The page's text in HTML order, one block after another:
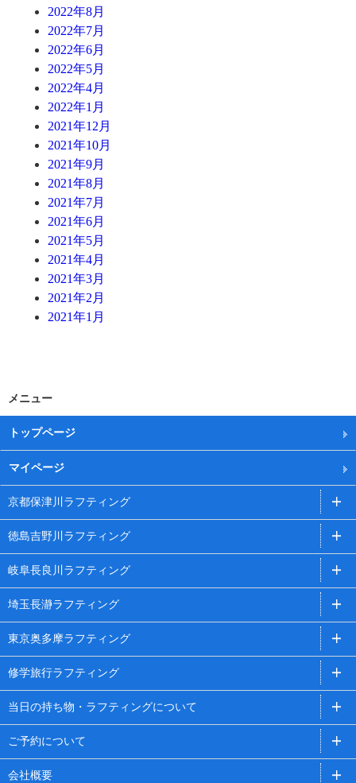
2022年8月
2022年7月
2022年6月
2022年5月
2022年4月
2022年1月
2021年12月
2021年10月
2021年9月
2021年8月
2021年7月
2021年6月
2021年5月
2021年4月
2021年3月
2021年2月
2021年1月
メニュー
トップページ
マイページ
京都保津川ラフティング
徳島吉野川ラフティング
岐阜長良川ラフティング
埼玉長瀞ラフティング
東京奥多摩ラフティング
修学旅行ラフティング
当日の持ち物・ラフティングについて
ご予約について
会社概要